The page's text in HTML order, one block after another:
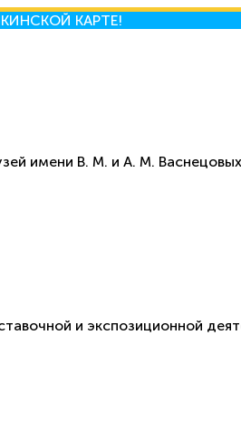
КАРТЕ!
имени В. М. и А. М. Васнецовых
и экспозиционной